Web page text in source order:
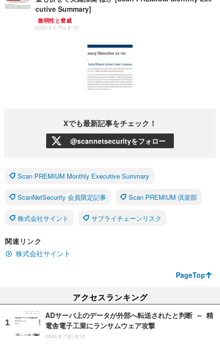
cutive Summary]
脆弱性と脅威
2020.9.3 Thu 8:10
Xでも最新記事をチェック！
@scannetsecurityをフォロー
Scan PREMIUM Monthly Executive Summary
ScanNetSecurity 会員限定記事 Scan PREMIUM 倶楽部
株式会社サイント サプライチェーンリスク
関連リンク
株式会社サイント
PageTop
アクセスランキング
ADサーバ上のデータが外部へ転送されたと判断 ～ 精
電舎電子工業にランサムウェア攻撃
2026.8.7(金) 8:05